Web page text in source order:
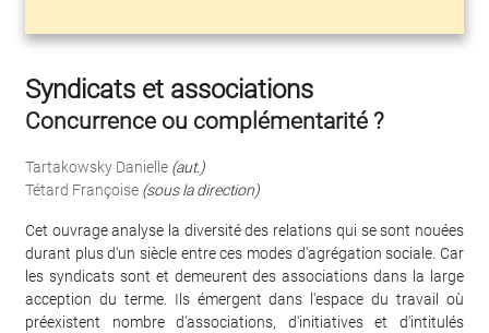
Syndicats et associations
Concurrence ou complémentarité ?
Tartakowsky Danielle (aut.)
Tétard Françoise (sous la direction)
Cet ouvrage analyse la diversité des relations qui se sont nouées
durant plus d'un siècle entre ces modes d'agrégation sociale. Car
les syndicats sont et demeurent des associations dans la large
acception du terme. Ils émergent dans l'espace du travail où
préexistent nombre d'associations, d'initiatives et d'intitulés